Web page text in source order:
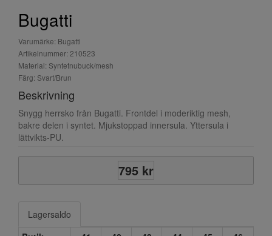
Bugatti
Varumärke: Bugatti
Artikelnummer: 210523
Material: Syntetnubuck/mesh
Färg: Svart/Brun
Beskrivning
Snygg herrsko från Bugatti. Frontdel i moderiktig mesh,
bakre delen i syntet. Mjukstoppad innersula. Yttersula i
lättvikts-PU.
795 kr
Lagersaldo